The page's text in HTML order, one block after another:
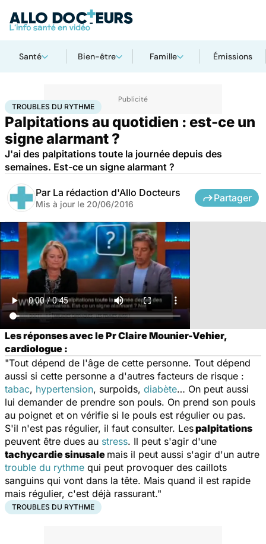
Santé Bien-être Famille Émissions
AccueilSantéTroubles du rythme
TROUBLES DU RYTHME
Palpitations au quotidien : est-ce un
signe alarmant ?
J'ai des palpitations toute la journée depuis des
semaines. Est-ce un signe alarmant ?
Par La rédaction d'Allo Docteurs
Mis à jour le 20/06/2016
Partager
Les réponses avec le Pr Claire Mounier-Vehier,
cardiologue :
"Tout dépend de l'âge de cette personne. Tout dépend
aussi si cette personne a d'autres facteurs de risque :
tabac, hypertension, surpoids, diabète… On peut aussi
lui demander de prendre son pouls. On prend son pouls
au poignet et on vérifie si le pouls est régulier ou pas.
S'il n'est pas régulier, il faut consulter. Lespalpitations
peuvent être dues au stress. Il peut s'agir d'une
tachycardie sinusale mais il peut aussi s'agir d'un autre
trouble du rythme qui peut provoquer des caillots
sanguins qui vont dans la tête. Mais quand il est rapide
mais régulier, c'est déjà rassurant."
TROUBLES DU RYTHME